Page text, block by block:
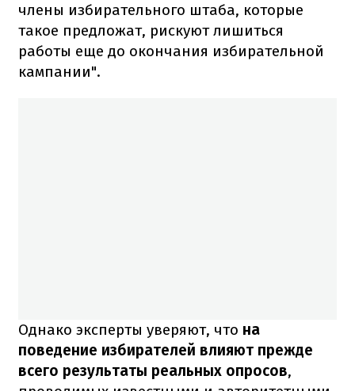
члены избирательного штаба, которые
такое предложат, рискуют лишиться
работы еще до окончания избирательной
кампании".
Однако эксперты уверяют, что на
поведение избирателей влияют прежде
всего результаты реальных опросов,